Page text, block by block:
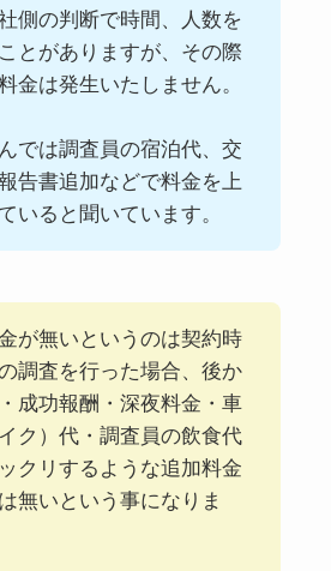
側の判断で時間、人数を
とがありますが、その際
金は発生いたしません。
では調査員の宿泊代、交
告書追加などで料金を上
いると聞いています。
が無いというのは契約時
調査を行った場合、後か
成功報酬・深夜料金・車
ク）代・調査員の飲食代
クリするような追加料金
無いという事になりま